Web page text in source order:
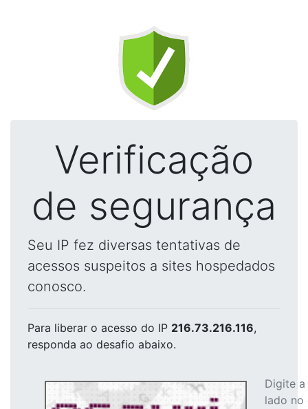
Verificação
de segurança
Seu IP fez diversas tentativas de
acessos suspeitos a sites hospedados
conosco.
Para liberar o acesso do IP 216.73.216.116,
responda ao desafio abaixo.
Digite
lado no